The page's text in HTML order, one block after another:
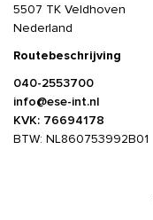
5507 TK Veldhoven
Nederland
Routebeschrijving
040-2553700
info@ese-int.nl
KVK: 76694178
BTW: NL860753992B01